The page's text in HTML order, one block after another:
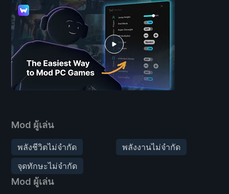
Mod ผู้เล่น
พลังชีวิตไม่จำกัด
พลังงานไม่จำกัด
จุดทักษะไม่จำกัด
Mod ผู้เล่น